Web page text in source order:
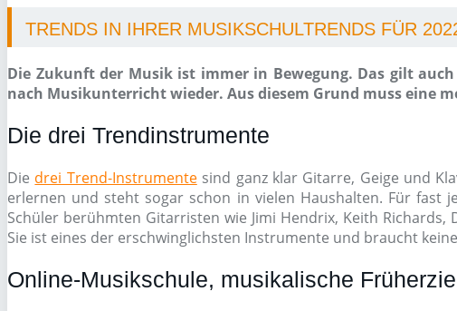
TRENDS IN IHRER MUSIKSCHULTRENDS FÜR
Die Zukunft der Musik ist immer in Bewegung. Das gilt
nach Musikunterricht wieder. Aus diesem Grund muss eine
Die drei Trendinstrumente
Die drei Trend-Instrumentesind ganz klar Gitarre, Geige und
erlernen und steht sogar schon in vielen Haushalten. Für fast
Schüler berühmten Gitarristen wie Jimi Hendrix, Keith Richards,
Sie ist eines der erschwinglichsten Instrumente und braucht
Online-Musikschule, musikalische